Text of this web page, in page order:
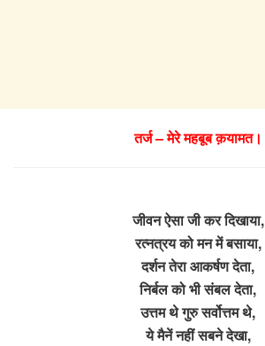
तर्ज – मेरे महबूब क़यामत।
जीवन ऐसा जी कर दिखाया,
रत्नत्रय को मन में बसाया,
दर्शन तेरा आकर्षण देता,
निर्बल को भी संबल देता,
उत्तम थे गुरु सर्वोत्तम थे,
ये मैनें नहीं सबने देखा,